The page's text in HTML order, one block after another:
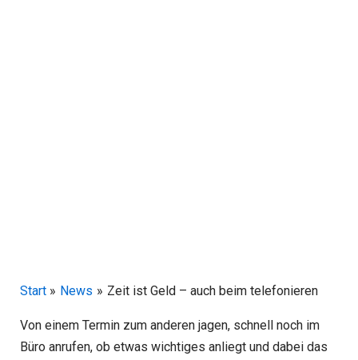
Start News Zeit ist Geld – auch beim telefonieren
Von einem Termin zum anderen jagen, schnell noch im
Büro anrufen, ob etwas wichtiges anliegt und dabei das